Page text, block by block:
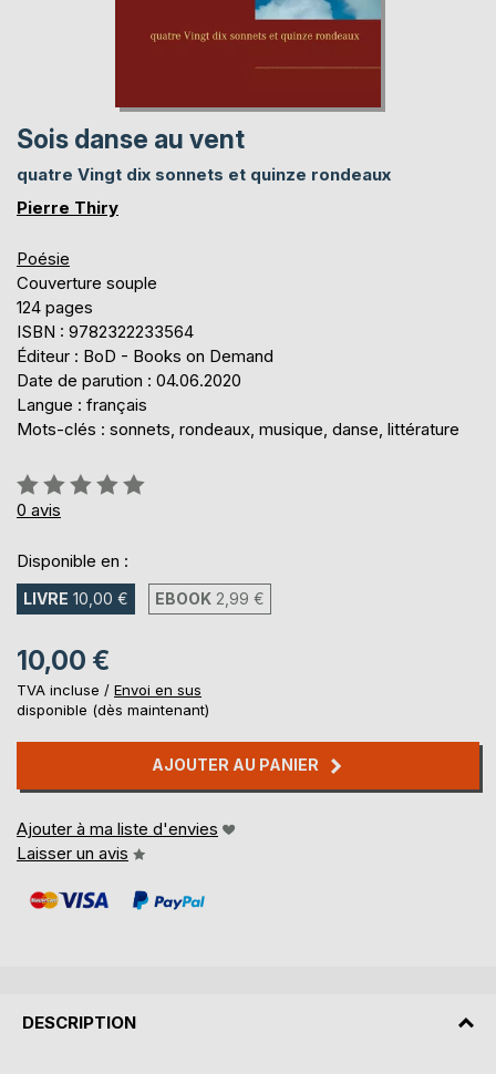
Sois danse au vent
quatre Vingt dix sonnets et quinze rondeaux
Pierre Thiry
Poésie
Couverture souple
124 pages
ISBN : 9782322233564
Éditeur : BoD - Books on Demand
Date de parution : 04.06.2020
Langue : français
Mots-clés : sonnets, rondeaux, musique, danse, littérature
Évaluation:
0%
0 avis
Disponible en :
LIVRE 10,00 € EBOOK 2,99 €
10,00 €
TVA incluse / Envoi en sus
disponible (dès maintenant)
AJOUTER AU PANIER
Ajouter à ma liste d'envies
Laisser un avis
DESCRIPTION